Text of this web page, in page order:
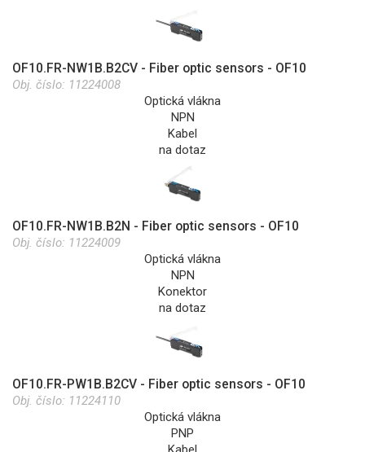
OF10.FR-NW1B.B2CV - Fiber optic sensors - OF10
Obj. číslo: 11224008
Optická vlákna
NPN
Kabel
na dotaz
OF10.FR-NW1B.B2N - Fiber optic sensors - OF10
Obj. číslo: 11224009
Optická vlákna
NPN
Konektor
na dotaz
OF10.FR-PW1B.B2CV - Fiber optic sensors - OF10
Obj. číslo: 11224110
Optická vlákna
PNP